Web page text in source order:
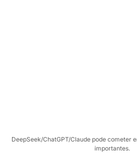
DeepSeek/ChatGPT/Claude pode cometer
importantes.